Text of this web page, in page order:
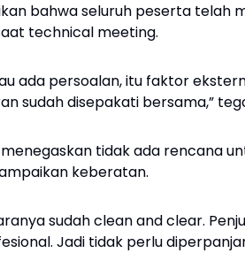
bahwa seluruh peserta telah
technical meeting.
ada persoalan, itu faktor
sudah disepakati bersama,”
tidak ada rencana
keberatan.
sudah clean and clear.
Jadi tidak perlu